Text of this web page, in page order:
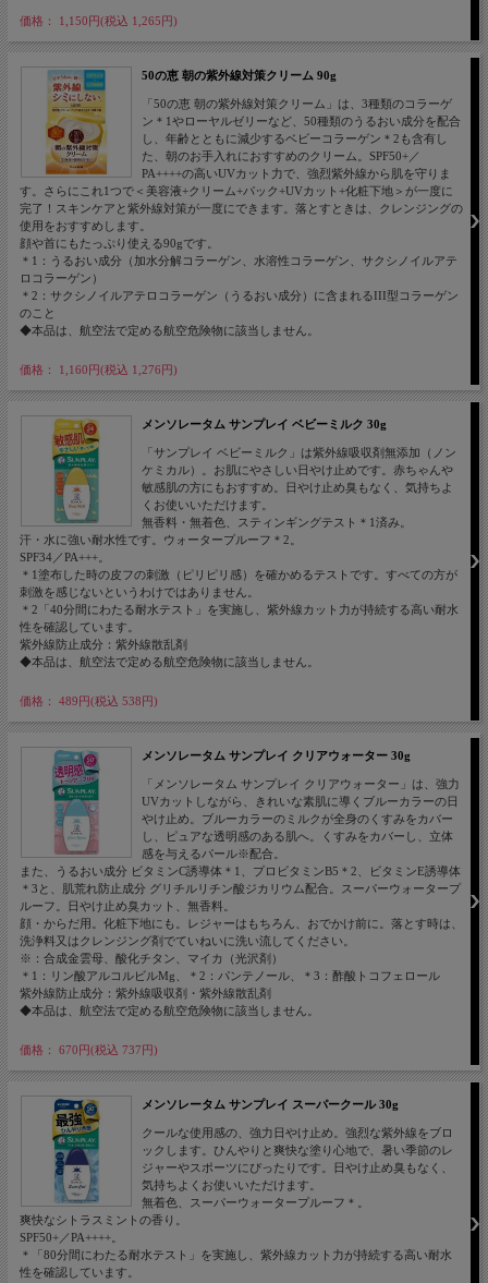
価格： 1,150円(税込 1,265円)
50の恵 朝の紫外線対策クリーム 90g
「50の恵 朝の紫外線対策クリーム」は、3種類のコラーゲ
ン＊1やローヤルゼリーなど、50種類のうるおい成分を配合
し、年齢とともに減少するベビーコラーゲン＊2も含有し
た、朝のお手入れにおすすめのクリーム。SPF50+／
PA++++の高いUVカット力で、強烈紫外線から肌を守りま
す。さらにこれ1つで＜美容液+クリーム+パック+UVカット+化粧下地＞が一度に
完了！スキンケアと紫外線対策が一度にできます。落とすときは、クレンジングの
使用をおすすめします。
顔や首にもたっぷり使える90gです。
＊1：うるおい成分（加水分解コラーゲン、水溶性コラーゲン、サクシノイルアテ
ロコラーゲン）
＊2：サクシノイルアテロコラーゲン（うるおい成分）に含まれるIII型コラーゲン
のこと
◆本品は、航空法で定める航空危険物に該当しません。
価格： 1,160円(税込 1,276円)
メンソレータム サンプレイ ベビーミルク 30g
「サンプレイ ベビーミルク」は紫外線吸収剤無添加（ノン
ケミカル）。お肌にやさしい日やけ止めです。赤ちゃんや
敏感肌の方にもおすすめ。日やけ止め臭もなく、気持ちよ
くお使いいただけます。
無香料・無着色、スティンギングテスト＊1済み。
汗・水に強い耐水性です。ウォータープルーフ＊2。
SPF34／PA+++。
＊1塗布した時の皮フの刺激（ピリピリ感）を確かめるテストです。すべての方が
刺激を感じないというわけではありません。
＊2「40分間にわたる耐水テスト」を実施し、紫外線カット力が持続する高い耐水
性を確認しています。
紫外線防止成分：紫外線散乱剤
◆本品は、航空法で定める航空危険物に該当しません。
価格： 489円(税込 538円)
メンソレータム サンプレイ クリアウォーター 30g
「メンソレータム サンプレイ クリアウォーター」は、強力
UVカットしながら、きれいな素肌に導くブルーカラーの日
やけ止め。ブルーカラーのミルクが全身のくすみをカバー
し、ピュアな透明感のある肌へ。くすみをカバーし、立体
感を与えるパール※配合。
また、うるおい成分 ビタミンC誘導体＊1、プロビタミンB5＊2、ビタミンE誘導体
＊3と、肌荒れ防止成分 グリチルリチン酸ジカリウム配合。スーパーウォータープ
ルーフ。日やけ止め臭カット、無香料。
顔・からだ用。化粧下地にも。レジャーはもちろん、おでかけ前に。落とす時は、
洗浄料又はクレンジング剤でていねいに洗い流してください。
※：合成金雲母、酸化チタン、マイカ（光沢剤）
＊1：リン酸アルコルビルMg、＊2：パンテノール、＊3：酢酸トコフェロール
紫外線防止成分：紫外線吸収剤・紫外線散乱剤
◆本品は、航空法で定める航空危険物に該当しません。
価格： 670円(税込 737円)
メンソレータム サンプレイ スーパークール 30g
クールな使用感の、強力日やけ止め。強烈な紫外線をブロ
ックします。ひんやりと爽快な塗り心地で、暑い季節のレ
ジャーやスポーツにぴったりです。日やけ止め臭もなく、
気持ちよくお使いいただけます。
無着色、スーパーウォータープルーフ＊。
爽快なシトラスミントの香り。
SPF50+／PA++++。
＊「80分間にわたる耐水テスト」を実施し、紫外線カット力が持続する高い耐水
性を確認しています。